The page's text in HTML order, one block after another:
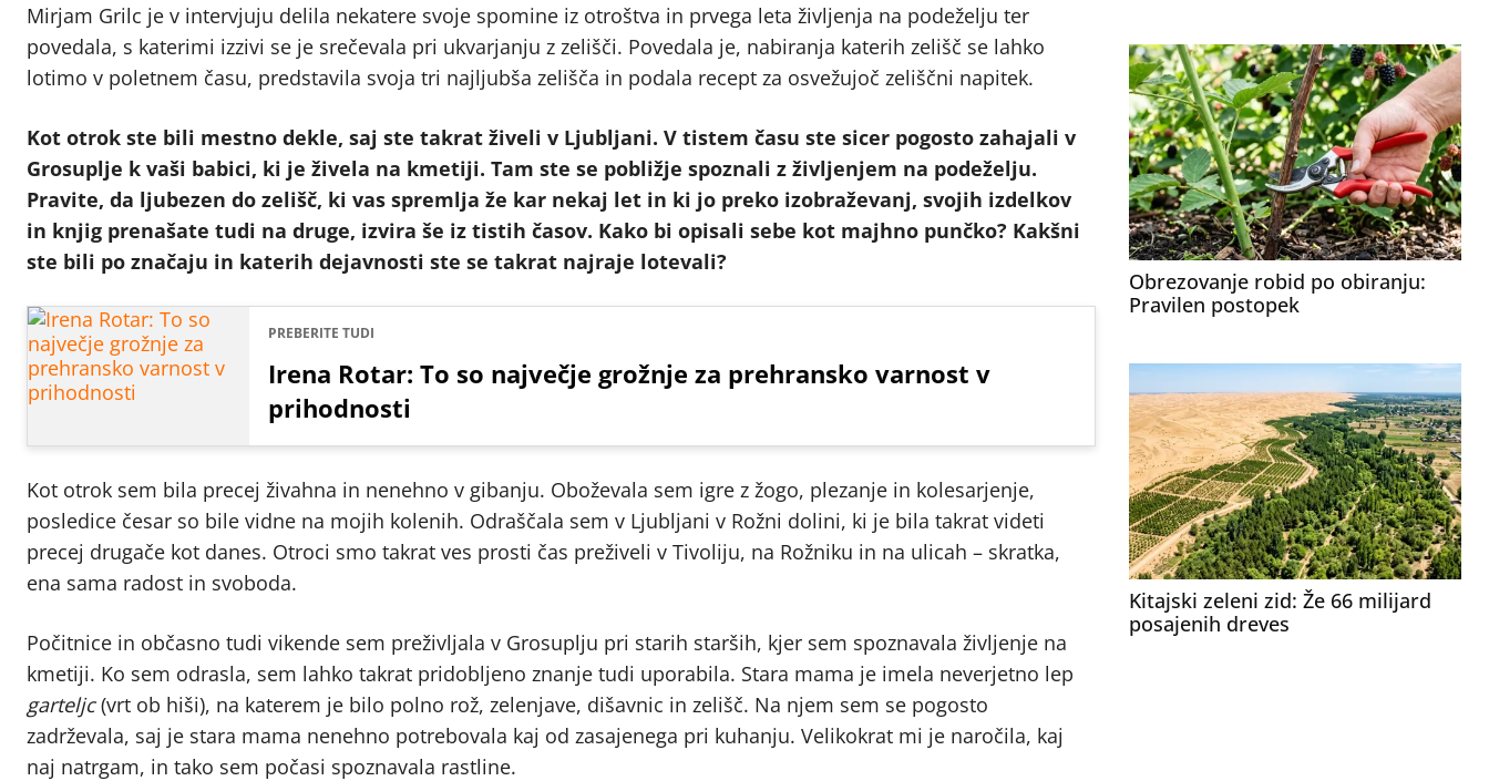
Mirjam Grilc je v intervjuju delila nekatere svoje spomine iz otroštva in prvega leta življenja na podeželju ter
povedala, s katerimi izzivi se je srečevala pri ukvarjanju z zelišči. Povedala je, nabiranja katerih zelišč se lahko
lotimo v poletnem času, predstavila svoja tri najljubša zelišča in podala recept za osvežujoč zeliščni napitek.
Kot otrok ste bili mestno dekle, saj ste takrat živeli v Ljubljani. V tistem času ste sicer pogosto zahajali v
Grosuplje k vaši babici, ki je živela na kmetiji. Tam ste se pobližje spoznali z življenjem na podeželju.
Pravite, da ljubezen do zelišč, ki vas spremlja že kar nekaj let in ki jo preko izobraževanj, svojih izdelkov
in knjig prenašate tudi na druge, izvira še iz tistih časov. Kako bi opisali sebe kot majhno punčko? Kakšni
ste bili po značaju in katerih dejavnosti ste se takrat najraje lotevali?
PREBERITE TUDI
Irena Rotar: To so največje grožnje za prehransko varnost v
prihodnosti
Kot otrok sem bila precej živahna in nenehno v gibanju. Oboževala sem igre z žogo, plezanje in kolesarjenje,
posledice česar so bile vidne na mojih kolenih. Odraščala sem v Ljubljani v Rožni dolini, ki je bila takrat videti
precej drugače kot danes. Otroci smo takrat ves prosti čas preživeli v Tivoliju, na Rožniku in na ulicah – skratka,
ena sama radost in svoboda.
Počitnice in občasno tudi vikende sem preživljala v Grosuplju pri starih starših, kjer sem spoznavala življenje na
kmetiji. Ko sem odrasla, sem lahko takrat pridobljeno znanje tudi uporabila. Stara mama je imela neverjetno lep
garteljc(vrt ob hiši), na katerem je bilo polno rož, zelenjave, dišavnic in zelišč. Na njem sem se pogosto
zadrževala, saj je stara mama nenehno potrebovala kaj od zasajenega pri kuhanju. Velikokrat mi je naročila, kaj
naj natrgam, in tako sem počasi spoznavala rastline.
Obrezovanje robid po obiranju:
Pravilen postopek
Kitajski zeleni zid: Že 66 milijard
posajenih dreves